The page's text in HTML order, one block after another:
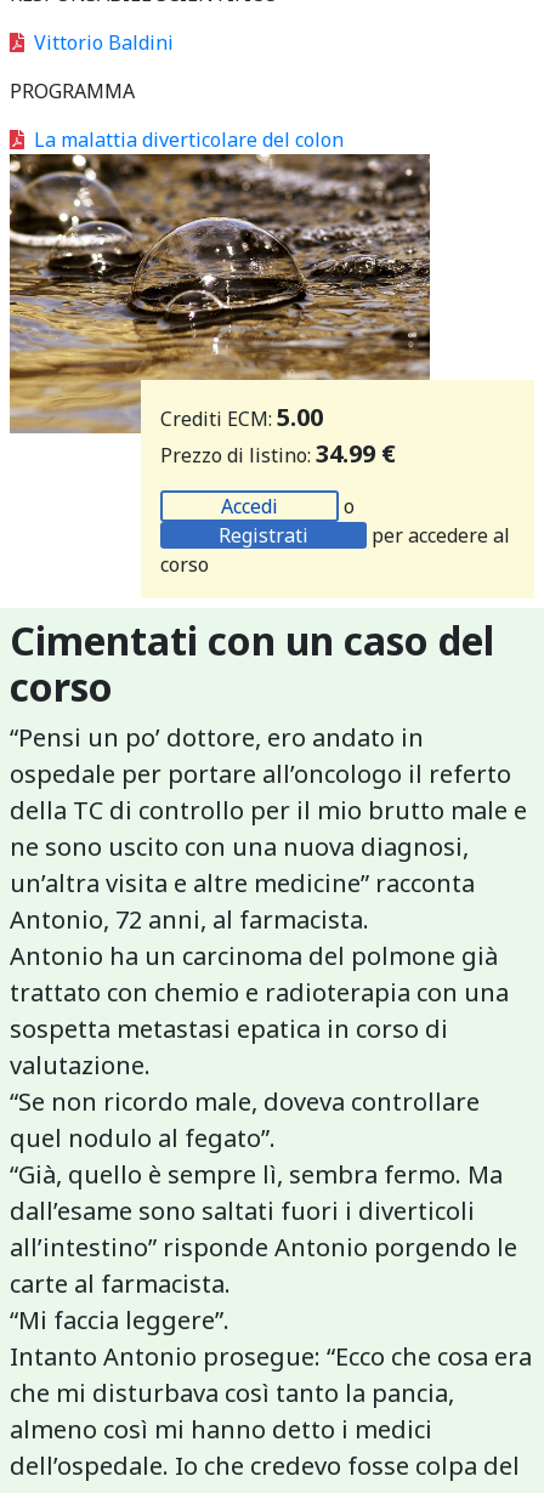
Vittorio Baldini
PROGRAMMA
La malattia diverticolare del colon
Crediti ECM: 5.00
Prezzo di listino: 34.99 €
Accedi
o
Registrati
per accedere al
corso
Cimentati con un caso del
corso
“Pensi un po’ dottore, ero andato in
ospedale per portare all’oncologo il referto
della TC di controllo per il mio brutto male e
ne sono uscito con una nuova diagnosi,
un’altra visita e altre medicine” racconta
Antonio, 72 anni, al farmacista.
Antonio ha un carcinoma del polmone già
trattato con chemio e radioterapia con una
sospetta metastasi epatica in corso di
valutazione.
“Se non ricordo male, doveva controllare
quel nodulo al fegato”.
“Già, quello è sempre lì, sembra fermo. Ma
dall’esame sono saltati fuori i diverticoli
all’intestino” risponde Antonio porgendo le
carte al farmacista.
“Mi faccia leggere”.
Intanto Antonio prosegue: “Ecco che cosa era
che mi disturbava così tanto la pancia,
almeno così mi hanno detto i medici
dell’ospedale. Io che credevo fosse colpa del